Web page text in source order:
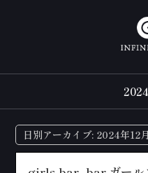
日別アーカイブ: 2024年12